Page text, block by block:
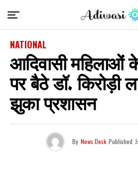
NATIONAL
आदिवासी महिलाओं
पर बैठे डॉ. किरोड़ी
झुका प्रशासन
By News Desk Published